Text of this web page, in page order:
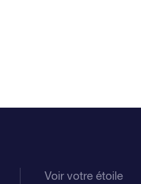
Voir votre étoile